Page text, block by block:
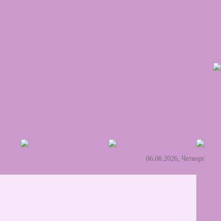
06.08.2026, Четверг